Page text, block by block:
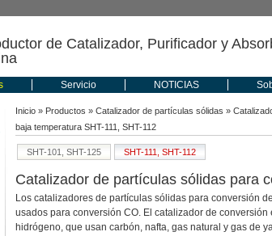
de Catalizador, Purificador y
Servicio NOTICIAS
Inicio» Productos » Catalizador de partículas sólidas »
baja temperatura SHT-111, SHT-112
SHT-101, SHT-125 SHT-111, SHT-112
Catalizador de partículas sólidas para
Los catalizadores de partículas sólidas para conversión
usados para conversión CO. El catalizador de
hidrógeno, que usan carbón, nafta, gas natural y gas de